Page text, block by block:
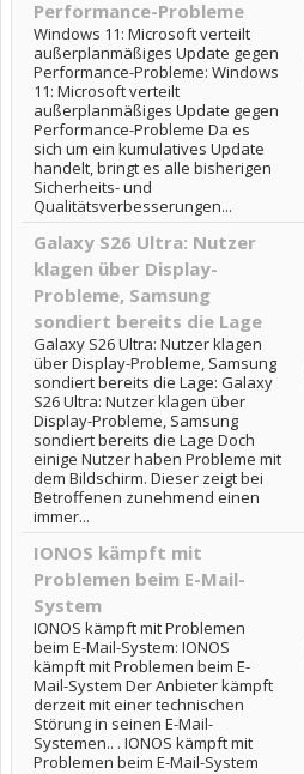
Performance-Probleme
Windows 11: Microsoft verteilt
außerplanmäßiges Update gegen
Performance-Probleme: Windows
11: Microsoft verteilt
außerplanmäßiges Update gegen
Performance-Probleme Da es
sich um ein kumulatives Update
handelt, bringt es alle bisherigen
Sicherheits- und
Qualitätsverbesserungen...
Galaxy S26 Ultra: Nutzer
klagen über Display-
Probleme, Samsung
sondiert bereits die Lage
Galaxy S26 Ultra: Nutzer klagen
über Display-Probleme, Samsung
sondiert bereits die Lage: Galaxy
S26 Ultra: Nutzer klagen über
Display-Probleme, Samsung
sondiert bereits die Lage Doch
einige Nutzer haben Probleme mit
dem Bildschirm. Dieser zeigt bei
Betroffenen zunehmend einen
immer...
IONOS kämpft mit
Problemen beim E-Mail-
System
IONOS kämpft mit Problemen
beim E-Mail-System: IONOS
kämpft mit Problemen beim E-
Mail-System Der Anbieter kämpft
derzeit mit einer technischen
Störung in seinen E-Mail-
Systemen.. . IONOS kämpft mit
Problemen beim E-Mail-System